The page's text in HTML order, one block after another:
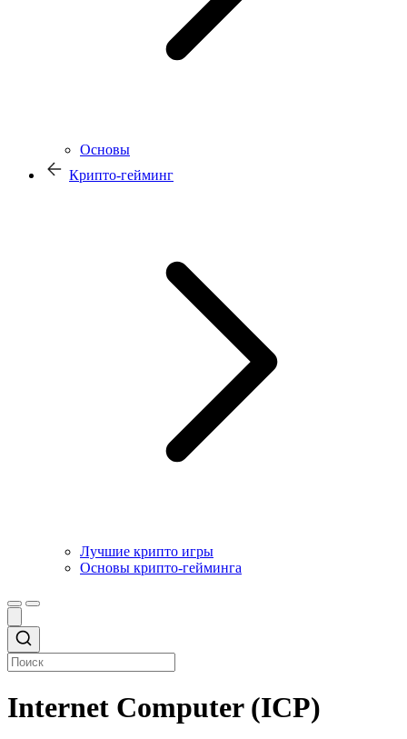
Основы
Крипто-гейминг
Лучшие крипто игры
Основы крипто-гейминга
Internet Computer (ICP)